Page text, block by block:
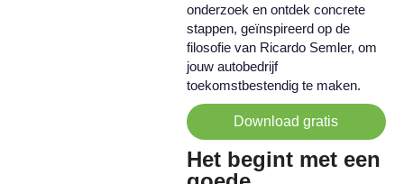
onderzoek en ontdek concrete
stappen, geïnspireerd op de
filosofie van Ricardo Semler, om
jouw autobedrijf
toekomstbestendig te maken.
Download gratis
Het begint met een